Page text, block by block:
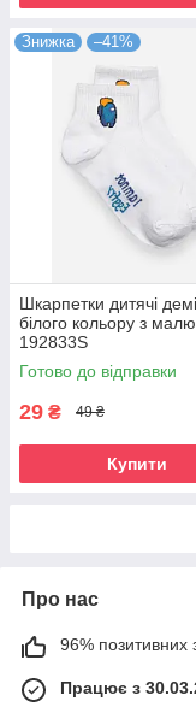
Знижка –41%
Шкарпетки дитячі
білого кольору з
192833S
Готово до відправки
29 ₴ 49 ₴
Купити
Про нас
96% позитивних
Працює з